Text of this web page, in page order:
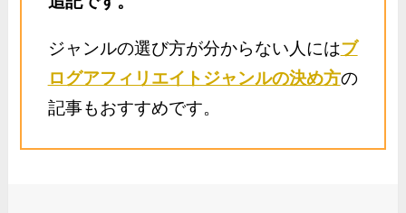
ジャンルの選び方が分からない人にはブ
ログアフィリエイトジャンルの決め方の
記事もおすすめです。